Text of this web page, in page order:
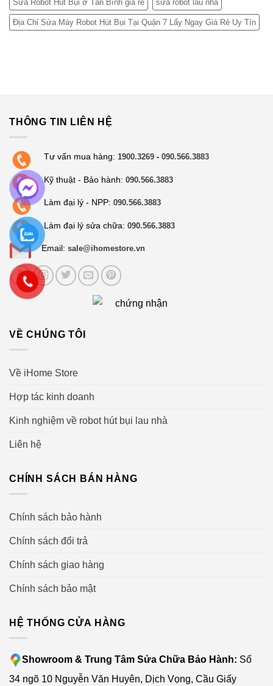
Sửa Robot Hút Bụi ở Tân Bình giá rẻ sửa robot lau nhà
Địa Chỉ Sửa Máy Robot Hút Bụi Tại Quận 7 Lấy Ngay Giá Rẻ Uy Tín
THÔNG TIN LIÊN HỆ
Tư vấn mua hàng: 1900.3269 -090.566.3883
Kỹ thuật - Bảo hành: 090.566.3883
Làm đại lý - NPP: 090.566.3883
Làm đại lý sửa chữa: 090.566.3883
Email: sale@ihomestore.vn
VỀ CHÚNG TÔI
Về iHome Store
Hợp tác kinh doanh
Kinh nghiệm về robot hút bụi lau nhà
Liên hệ
CHÍNH SÁCH BÁN HÀNG
Chính sách bảo hành
Chính sách đổi trả
Chính sách giao hàng
Chính sách bảo mật
HỆ THỐNG CỬA HÀNG
Showroom & Trung Tâm Sửa Chữa Bảo Hành: Số
34 ngõ 10 Nguyễn Văn Huyên, Dịch Vọng, Cầu Giấy